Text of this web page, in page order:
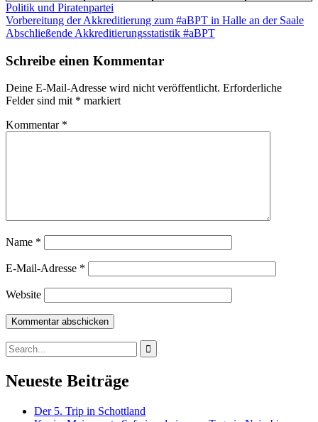
Politik und Piratenpartei
Beitragsnavigation
Vorbereitung der Akkreditierung zum #aBPT in Halle an der Saale
Abschließende Akkreditierungsstatistik #aBPT
Schreibe einen Kommentar
Deine E-Mail-Adresse wird nicht veröffentlicht. Erforderliche
Felder sind mit * markiert
Kommentar *
Name *
E-Mail-Adresse *
Website
Search
for:
Neueste Beiträge
Der 5. Trip in Schottland